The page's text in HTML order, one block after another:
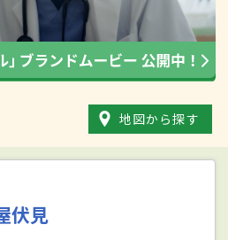
地図から探す
伏見